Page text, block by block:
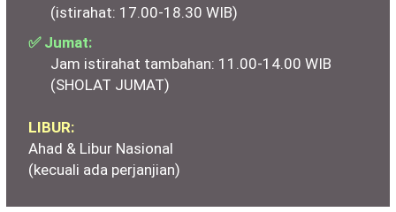
(istirahat: 17.00-18.30 WIB)
✅ Jumat:
Jam istirahat tambahan: 11.00-14.00 WIB
(SHOLAT JUMAT)
LIBUR:
Ahad & Libur Nasional
(kecuali ada perjanjian)